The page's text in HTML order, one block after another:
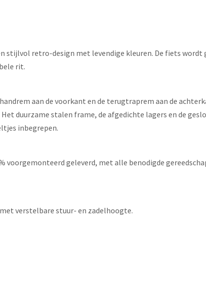
stijlvol retro-design met levendige kleuren. De fiets
rit.
aan de voorkant en de terugtraprem aan de
duurzame stalen frame, de afgedichte lagers en de
inbegrepen.
voorgemonteerd geleverd, met alle benodigde
verstelbare stuur- en zadelhoogte.